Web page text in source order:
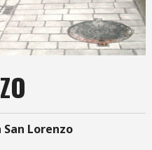
Lorenzo